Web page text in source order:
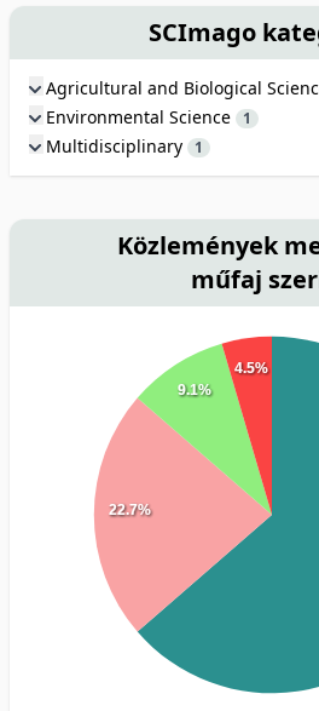
SCImago
Agricultural and Biological
Environmental Science 1
Multidisciplinary 1
Közlemények
műfaj
22.7%
9.1%
4.5%